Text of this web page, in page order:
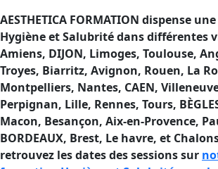
AESTHETICA FORMATION dispense
Hygiène et Salubrité dans différentes
Amiens, DIJON, Limoges, Toulouse,
Troyes, Biarritz, Avignon, Rouen, La
Montpelliers, Nantes, CAEN,
Perpignan, Lille, Rennes, Tours,
Macon, Besançon, Aix-en-Provence,
BORDEAUX, Brest, Le havre, et
retrouvez les dates des sessions sur